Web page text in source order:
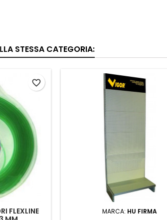
STESSA CATEGORIA:
FLEXLINE
favorite_border
MARCA: HU FIRMA